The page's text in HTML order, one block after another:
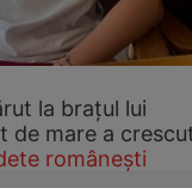
la brațul lui
de mare a
românești